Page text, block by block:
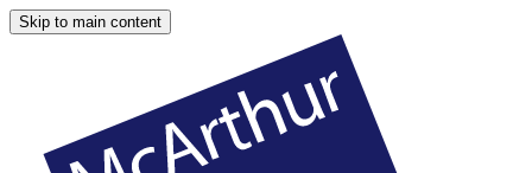
Skip to main content